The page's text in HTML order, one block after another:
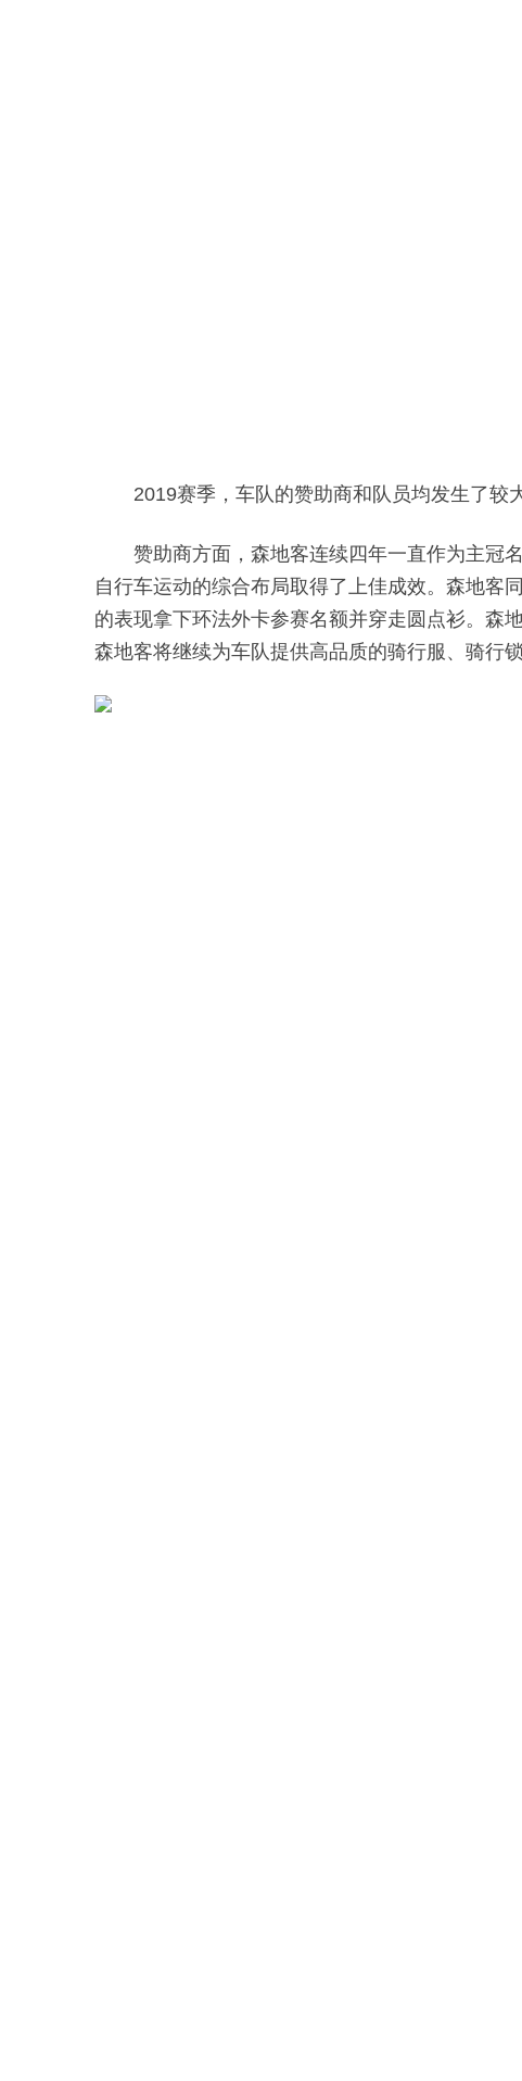
2019赛季，车队的赞助商和队员均发生了较
赞助商方面，森地客连续四年一直作为主冠
自行车运动的综合布局取得了上佳成效。森地客
的表现拿下环法外卡参赛名额并穿走圆点衫。森
森地客将继续为车队提供高品质的骑行服、骑行